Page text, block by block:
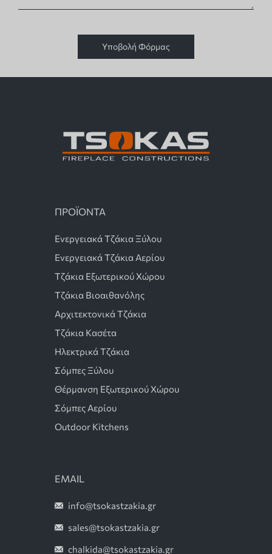
Υποβολή Φόρμας
ΠΡΟΪΟΝΤΑ
Ενεργειακά Τζάκια Ξύλου
Ενεργειακά Τζάκια Αερίου
Τζάκια Εξωτερικού Χώρου
Τζάκια Βιοαιθανόλης
Αρχιτεκτονικά Τζάκια
Τζάκια Κασέτα
Ηλεκτρικά Τζάκια
Σόμπες Ξύλου
Θέρμανση Εξωτερικού Χώρου
Σόμπες Αερίου
Outdoor Kitchens
EMAIL
info@tsokastzakia.gr
sales@tsokastzakia.gr
chalkida@tsokastzakia.gr